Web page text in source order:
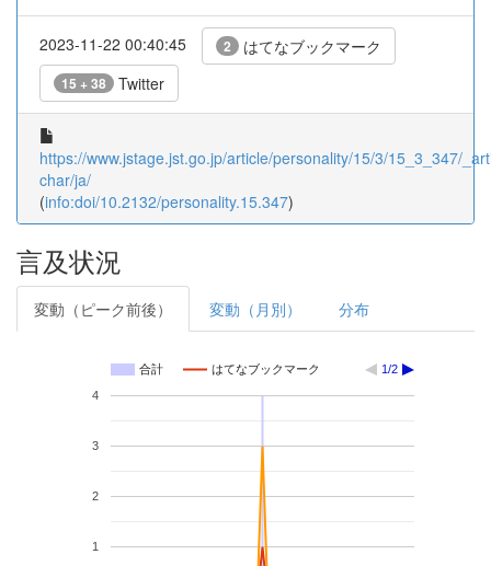
2023-11-22 00:40:45 2 はてなブックマーク
15 + 38 Twitter
https://www.jstage.jst.go.jp/article/personality/15/3/15_3_347/
char/ja/
(info:doi/10.2132/personality.15.347)
言及状況
変動（ピーク前後） 変動（月別） 分布
合計 はてなブックマーク 1/2
1
2
3
4